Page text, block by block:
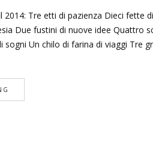
2014: Tre etti di pazienza Dieci fette
Due fustini di nuove idee Quattro
sogni Un chilo di farina di viaggi Tre